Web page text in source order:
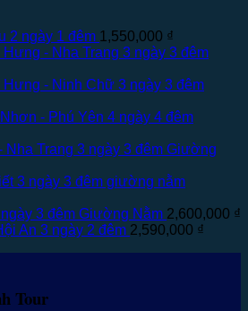
2 ngày 1 đêm 1,550,000 ₫
- Nha Trang 3 ngày 3 đêm
Hưng - Ninh Chữ 3 ngày 3 đêm
- Phú Yên 4 ngày 4 đêm
Nha Trang 3 ngày 3 đêm Giường
3 ngày 3 đêm giường nằm
3 đêm Giường Nằm 2,600,000 ₫
An 3 ngày 2 đêm 2,590,000 ₫
Tour